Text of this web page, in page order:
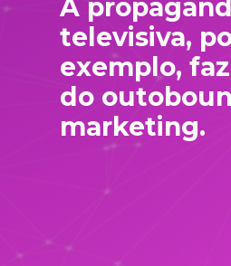
A
televisiva,
exemplo,
do
marketing.